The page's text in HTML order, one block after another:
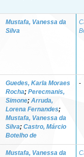
Mustafa, Vanessa da
Silva
Guedes, Karla Moraes
Rocha; Perecmanis,
Simone; Arruda,
Lorena Fernandes;
Mustafa, Vanessa da
Silva; Castro, Márcio
Botelho de
-
Mustafa, Vanessa da